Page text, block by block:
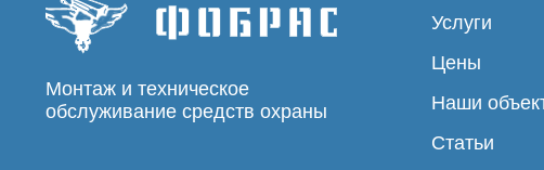
Монтаж и техническое
обслуживание средств охраны
Услуги
Цены
Наши
Статьи